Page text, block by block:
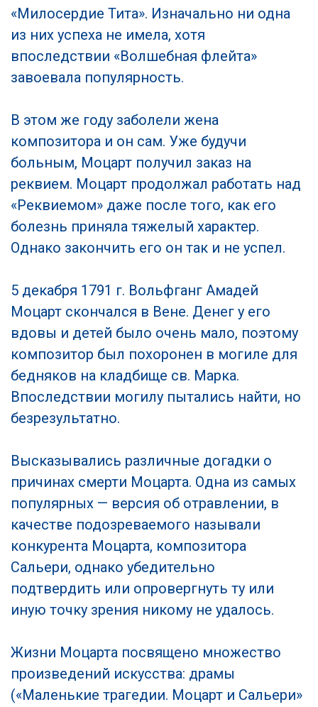
«Милосердие Тита». Изначально ни одна
из них успеха не имела, хотя
впоследствии «Волшебная флейта»
завоевала популярность.
В этом же году заболели жена
композитора и он сам. Уже будучи
больным, Моцарт получил заказ на
реквием. Моцарт продолжал работать над
«Реквиемом» даже после того, как его
болезнь приняла тяжелый характер.
Однако закончить его он так и не успел.
5 декабря 1791 г. Вольфганг Амадей
Моцарт скончался в Вене. Денег у его
вдовы и детей было очень мало, поэтому
композитор был похоронен в могиле для
бедняков на кладбище св. Марка.
Впоследствии могилу пытались найти, но
безрезультатно.
Высказывались различные догадки о
причинах смерти Моцарта. Одна из самых
популярных — версия об отравлении, в
качестве подозреваемого называли
конкурента Моцарта, композитора
Сальери, однако убедительно
подтвердить или опровергнуть ту или
иную точку зрения никому не удалось.
Жизни Моцарта посвящено множество
произведений искусства: драмы
(«Маленькие трагедии. Моцарт и Сальери»